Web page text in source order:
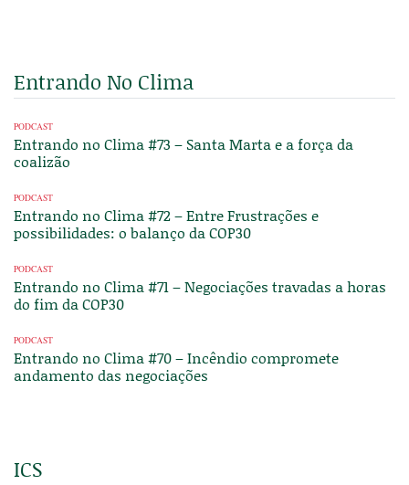
Entrando No Clima
PODCAST
Entrando no Clima #73 – Santa Marta e a força da
coalizão
PODCAST
Entrando no Clima #72 – Entre Frustrações e
possibilidades: o balanço da COP30
PODCAST
Entrando no Clima #71 – Negociações travadas a horas
do fim da COP30
PODCAST
Entrando no Clima #70 – Incêndio compromete
andamento das negociações
ICS